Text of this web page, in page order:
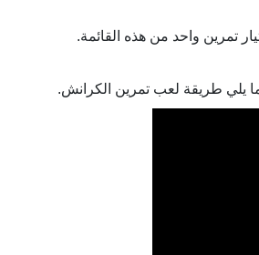
تمرين واحد من هذه القائمة.
يلي طريقة لعب تمرين الكرانش.